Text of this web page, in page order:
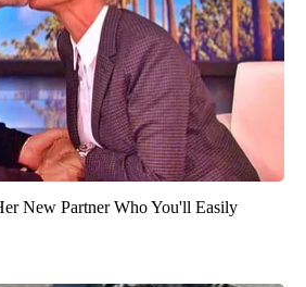
New Partner Who You'll Easily